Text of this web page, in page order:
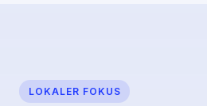
LOKALER FOKUS